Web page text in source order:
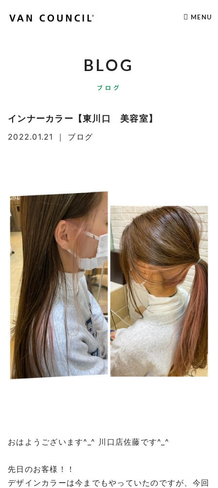
MENU
BLOG
ブログ
インナーカラー【東川口 美容室】
2022.01.21 ｜ ブログ
おはようございます^_^ 川口店佐藤です^_^
先日のお客様！！
デザインカラーは今までもやっていたのですが、今回